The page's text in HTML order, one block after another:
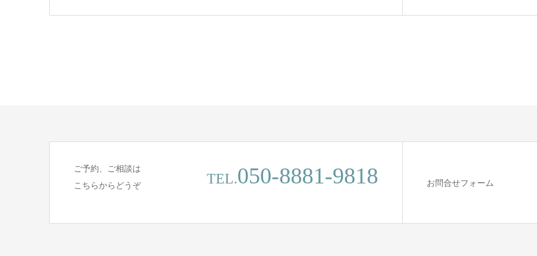
ご予約、ご相談は
こちらからどうぞ
TEL.050-8881-9818 お問合せフォーム